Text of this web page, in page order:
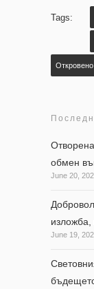
Tags:
Откровено
обмен
June 20,
June 19,